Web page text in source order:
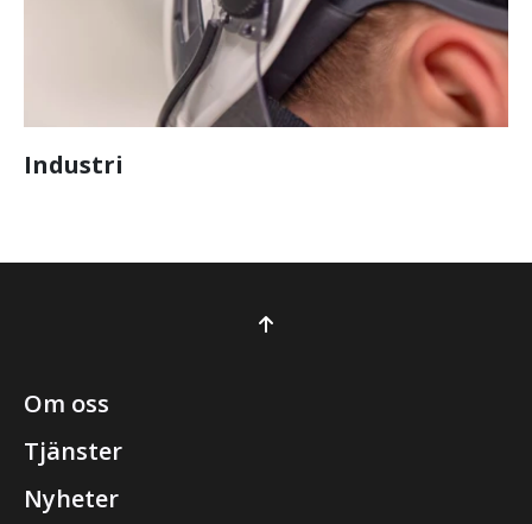
Industri
Om oss
Tjänster
Nyheter